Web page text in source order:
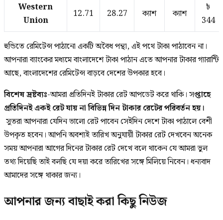
Western
Union
12.71 28.27 ক্যাশ ক্যাশ
৳
344
হুন্ডিতে রেমিটেন্স পাঠানো একটি অবৈধ পন্থা, এই পথে টাকা পাঠাবেন না।
আপনারা ব্যাংকের মধ্যমে বাংলাদেশে টাকা পাঠান এতে আপনার টাকার গ্যারান্টি
আছে, বাংলাদেশের রেমিটেন্স বাড়বে দেশের উপকার হবে।
বিশেষ দ্রষ্টব্যঃ-আমরা প্রতিদিনই টাকার রেট আপডেট করে থাকি। সপ্তাহে
প্রতিদিনই একই রেট যায় না বিভিন্ন দিন টাকার রেটের পরিবর্তন হয়।
সুতরা আপনারা যেদিন ভালো রেট পাবেন সেইদিন দেশে টাকা পাঠালে বেশী
উপকৃত হবেন। আপনি অবশ্যই তারিখ অনুযায়ী টাকার রেট দেখবেন অনেক
সময় আপনারা আগের দিনের টাকার রেট দেখে বলে থাকেন যে আমরা ভুল
তথ্য দিয়েছি তাই বলছি যে দয়া করে তারিখের সঙ্গে মিলিয়ে নিবেন। ধন্যবাদ
আমাদের সঙ্গে থাকার জন্য।
আপনার জন্য বাছাই করা কিছু নিউজ